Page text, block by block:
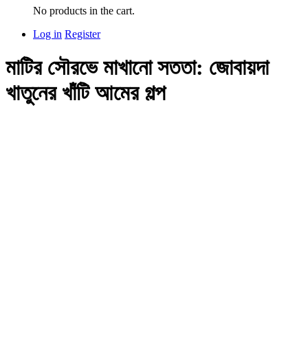
No products in the cart.
Log in Register
মাটির সৌরভে মাখানো সততা: জোবায়দা
খাতুনের খাঁটি আমের গল্প